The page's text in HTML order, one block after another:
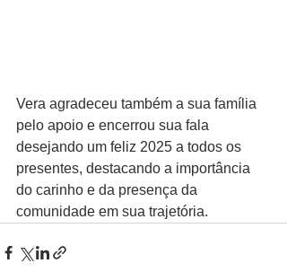
Vera agradeceu também a sua família
pelo apoio e encerrou sua fala
desejando um feliz 2025 a todos os
presentes, destacando a importância
do carinho e da presença da
comunidade em sua trajetória.